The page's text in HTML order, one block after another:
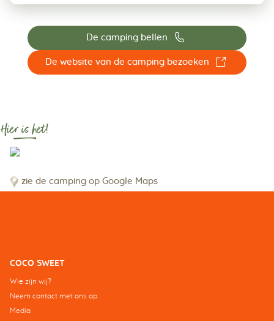
De camping bellen 📞
De website van de camping bezoeken ☐
Hier is het!
zie de camping op Google Maps
COCO SWEET
Wie zijn wij?
Neem contact met ons op
Media